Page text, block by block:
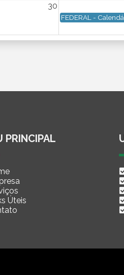
30
FEDERAL -
PRINCIPAL
Úteis